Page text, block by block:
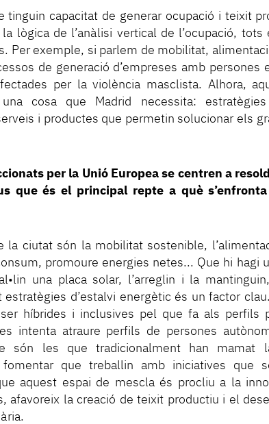
tinguin capacitat de generar ocupació i teixit
lògica de l’anàlisi vertical de l’ocupació,
Per exemple, si parlem de mobilitat,
de generació d’empreses amb persones
per la violència masclista. Alhora,
cosa que Madrid necessita: estratègies
i productes que permetin solucionar els
per la Unió Europea se centren a
que és el principal repte a què
la ciutat són la mobilitat sostenible,
promoure energies netes... Que hi hagi
una placa solar, l’arreglin i la
estratègies d’estalvi energètic és un factor
híbrides i inclusives pel que fa als perfils
intenta atraure perfils de persones
són les que tradicionalment han mamat
fomentar que treballin amb iniciatives que
aquest espai de mescla és procliu a la
afavoreix la creació de teixit productiu i el